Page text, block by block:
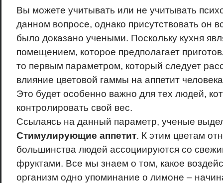
Вы можете учитывать или не учитывать
данном вопросе, однако присутствовать он
было доказано учеными. Поскольку кухня
помещением, которое предполагает
то первым параметром, который следует
влияние цветовой гаммы на аппетит
Это будет особенно важно для тех людей,
контролировать свой вес.
Ссылаясь на данный параметр, ученые
Стимулирующие аппетит. К этим цветам
большинства людей ассоциируются со
фруктами. Все мы знаем о том, какое
организм одно упоминание о лимоне –